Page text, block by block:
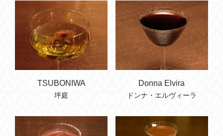
フォトギャラリー
ブログ
過去のブログ
TSUBONIWA
坪庭
Donna Elvira
ドンナ・エルヴィーラ